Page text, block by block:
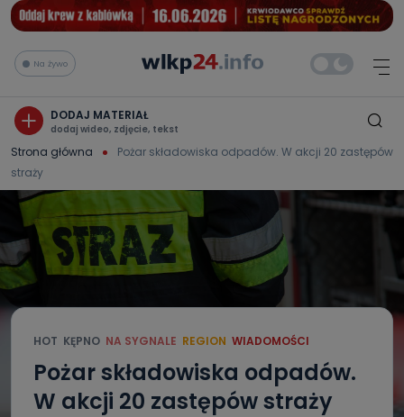
Na żywo
DODAJ MATERIAŁ
dodaj wideo, zdjęcie, tekst
Strona główna
Pożar składowiska odpadów. W akcji 20 zastępów
straży
HOT KĘPNO NA SYGNALE REGION WIADOMOŚCI
Pożar składowiska odpadów.
W akcji 20 zastępów straży